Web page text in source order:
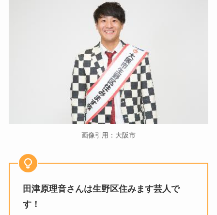
画像引用：大阪市
田津原理音さんは生野区住みます芸人で
す！